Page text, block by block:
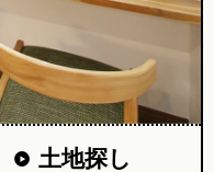
土地探し